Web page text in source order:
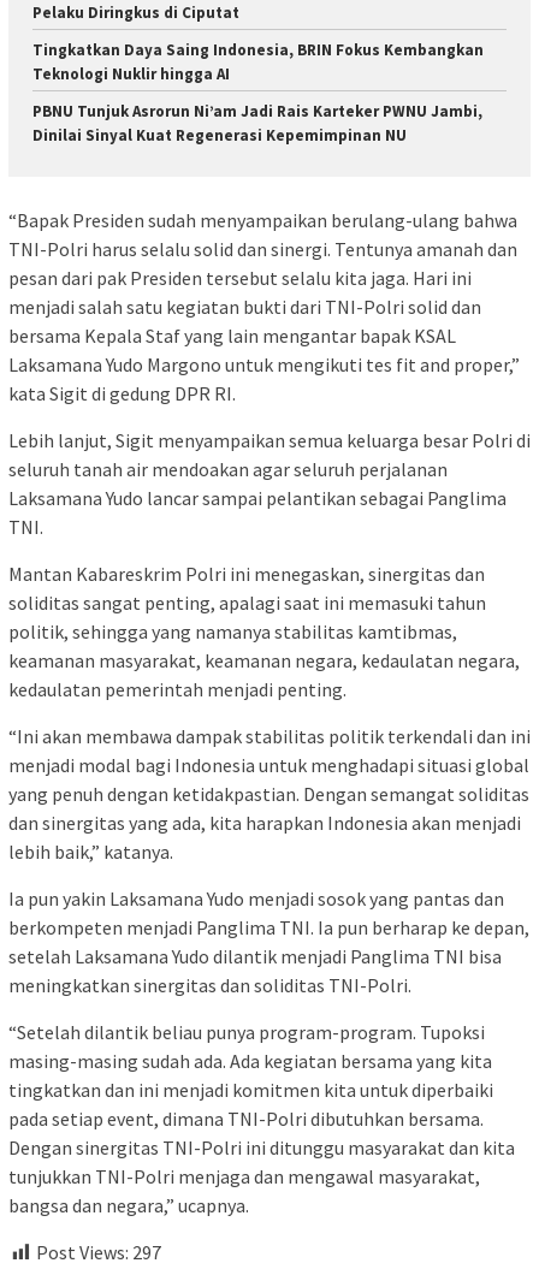
Pelaku Diringkus di Ciputat
Tingkatkan Daya Saing Indonesia, BRIN Fokus Kembangkan
Teknologi Nuklir hingga AI
PBNU Tunjuk Asrorun Ni’am Jadi Rais Karteker PWNU Jambi,
Dinilai Sinyal Kuat Regenerasi Kepemimpinan NU
“Bapak Presiden sudah menyampaikan berulang-ulang bahwa
TNI-Polri harus selalu solid dan sinergi. Tentunya amanah dan
pesan dari pak Presiden tersebut selalu kita jaga. Hari ini
menjadi salah satu kegiatan bukti dari TNI-Polri solid dan
bersama Kepala Staf yang lain mengantar bapak KSAL
Laksamana Yudo Margono untuk mengikuti tes fit and proper,”
kata Sigit di gedung DPR RI.
Lebih lanjut, Sigit menyampaikan semua keluarga besar Polri di
seluruh tanah air mendoakan agar seluruh perjalanan
Laksamana Yudo lancar sampai pelantikan sebagai Panglima
TNI.
Mantan Kabareskrim Polri ini menegaskan, sinergitas dan
soliditas sangat penting, apalagi saat ini memasuki tahun
politik, sehingga yang namanya stabilitas kamtibmas,
keamanan masyarakat, keamanan negara, kedaulatan negara,
kedaulatan pemerintah menjadi penting.
“Ini akan membawa dampak stabilitas politik terkendali dan ini
menjadi modal bagi Indonesia untuk menghadapi situasi global
yang penuh dengan ketidakpastian. Dengan semangat soliditas
dan sinergitas yang ada, kita harapkan Indonesia akan menjadi
lebih baik,” katanya.
Ia pun yakin Laksamana Yudo menjadi sosok yang pantas dan
berkompeten menjadi Panglima TNI. Ia pun berharap ke depan,
setelah Laksamana Yudo dilantik menjadi Panglima TNI bisa
meningkatkan sinergitas dan soliditas TNI-Polri.
“Setelah dilantik beliau punya program-program. Tupoksi
masing-masing sudah ada. Ada kegiatan bersama yang kita
tingkatkan dan ini menjadi komitmen kita untuk diperbaiki
pada setiap event, dimana TNI-Polri dibutuhkan bersama.
Dengan sinergitas TNI-Polri ini ditunggu masyarakat dan kita
tunjukkan TNI-Polri menjaga dan mengawal masyarakat,
bangsa dan negara,” ucapnya.
Post Views: 297